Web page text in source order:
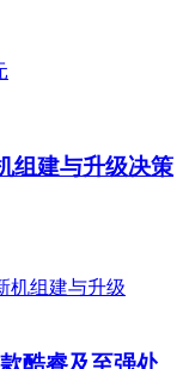
组建与升级决策
酷睿及至强处